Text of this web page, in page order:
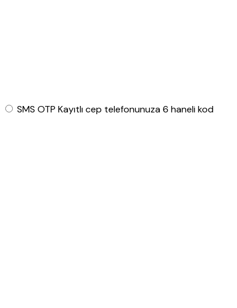
SMS OTP Kayıtlı cep telefonunuza 6 haneli kod